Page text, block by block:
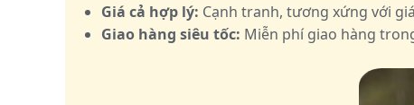
Giá cả hợp lý: Cạnh tranh, tương xứng với
Giao hàng siêu tốc: Miễn phí giao hàng